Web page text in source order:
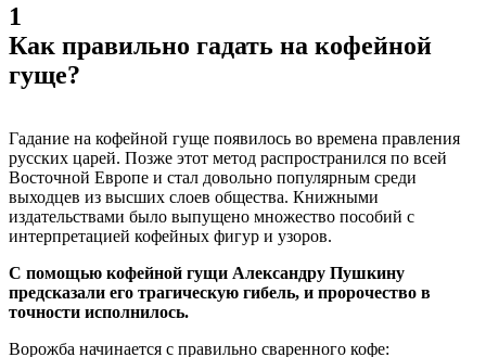
1
Как правильно гадать на кофейной
гуще?
Гадание на кофейной гуще появилось во времена правления
русских царей. Позже этот метод распространился по всей
Восточной Европе и стал довольно популярным среди
выходцев из высших слоев общества. Книжными
издательствами было выпущено множество пособий с
интерпретацией кофейных фигур и узоров.
С помощью кофейной гущи Александру Пушкину
предсказали его трагическую гибель, и пророчество в
точности исполнилось.
Ворожба начинается с правильно сваренного кофе: